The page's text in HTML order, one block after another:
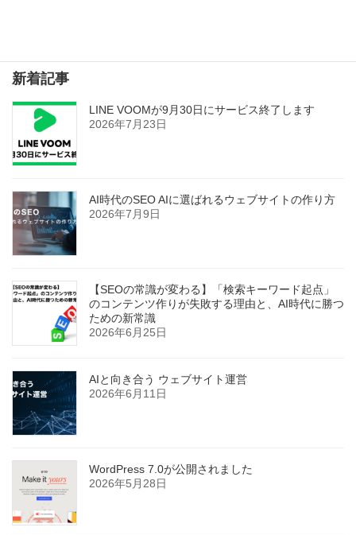
新着記事
LINE VOOMが9月30日にサービス終了します
2026年7月23日
AI時代のSEO AIに選ばれるウェブサイトの作り方
2026年7月9日
【SEOの常識が変わる】「検索キーワード起点」
のコンテンツ作りが失敗する理由と、AI時代に勝つ
ための新常識
2026年6月25日
AIと向き合う ウェブサイト運営
2026年6月11日
WordPress 7.0が公開されました
2026年5月28日